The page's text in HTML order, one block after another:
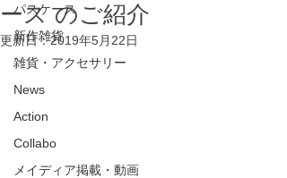
パスケース
新作雑貨
雑貨・アクセサリー
News
Action
Collabo
メイディア掲載・動画
ース のご紹介
更新日：2019年5月22日